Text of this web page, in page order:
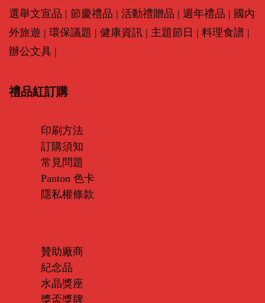
選舉文宣品 | 節慶禮品 | 活動禮贈品 | 週年禮品 | 國內
外旅遊 | 環保議題 | 健康資訊 | 主題節日 | 料理食譜 |
辦公文具 |
禮品紅訂購
印刷方法
訂購須知
常見問題
Panton 色卡
隱私權條款
贊助廠商
紀念品
水晶獎座
獎盃獎牌